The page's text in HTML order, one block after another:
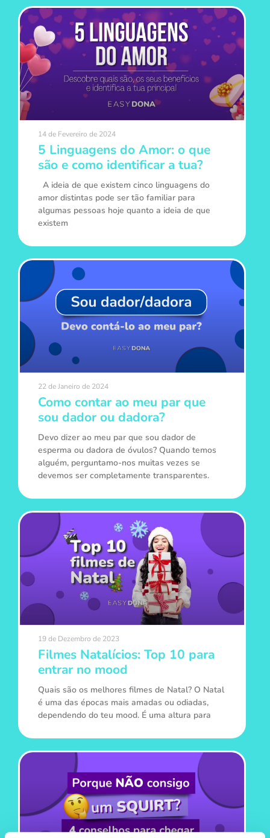
5 Linguagens do Amor: o que
são e como identificar a tua?
A ideia de que existem cinco linguagens do
amor distintas pode ser tão familiar para
algumas pessoas hoje quanto a ideia de que
existem
14 de Fevereiro de 2024
Como contar ao meu par que
sou dador ou dadora?
Devo dizer ao meu par que sou dador de
esperma ou dadora de óvulos? Quando temos
alguém, perguntamo-nos muitas vezes se
devemos ser completamente transparentes.
22 de Janeiro de 2024
Filmes Natalícios: Top 10 para
entrar no mood
Quais são os melhores filmes de Natal? O Natal
é uma das épocas mais amadas ou odiadas,
dependendo do teu mood. É uma altura para
19 de Dezembro de 2023